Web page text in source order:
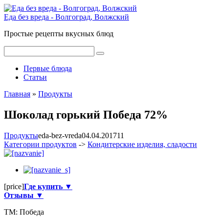
Перейти
к
Еда без вреда - Волгоград, Волжский
Простые рецепты вкусных блюд
Первые блюда
Статьи
Главная » Продукты
Шоколад горький Победа 72%
Продуктыeda-bez-vreda04.04.201711
Категории продуктов -> Кондитерские изделия, сладости
[price]Где купить ▼
Отзывы ▼
ТМ: Победа